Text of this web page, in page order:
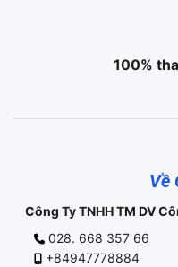
100%
Về
Công Ty TNHH TM DV
028. 668 357 66
+84947778884